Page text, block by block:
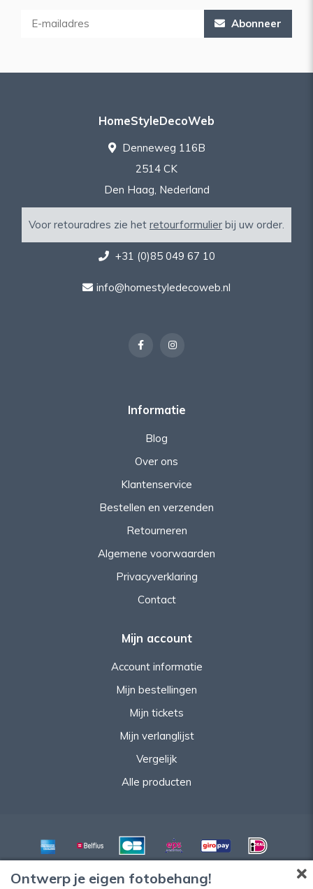
Abonneer
HomeStyleDecoWeb
Denneweg 116B
2514 CK
Den Haag, Nederland
Voor retouradres zie het retourformulier bij uw order.
+31 (0)85 049 67 10
info@homestyledecoweb.nl
Informatie
Blog
Over ons
Klantenservice
Bestellen en verzenden
Retourneren
Algemene voorwaarden
Privacyverklaring
Contact
Mijn account
Account informatie
Mijn bestellingen
Mijn tickets
Mijn verlanglijst
Vergelijk
Alle producten
Ontwerp je eigen fotobehang!